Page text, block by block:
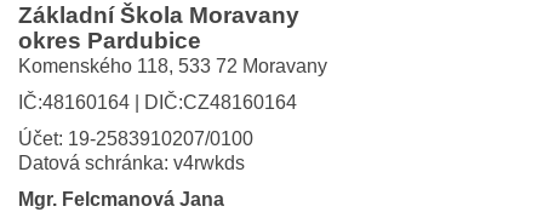
Základní Škola Moravany
okres Pardubice
Komenského 118, 533 72 Moravany
IČ:48160164 | DIČ:CZ48160164
Účet: 19-2583910207/0100
Datová schránka: v4rwkds
Mgr. Felcmanová Jana